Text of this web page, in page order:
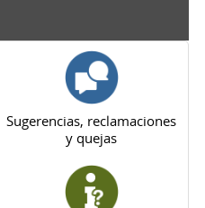
Sugerencias, reclamaciones
y quejas